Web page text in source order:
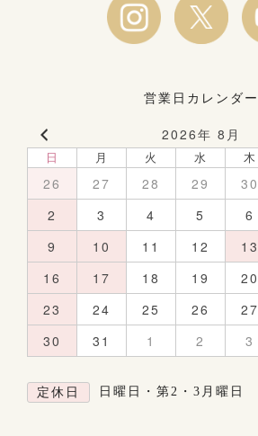
営業日カレンダー
2026年 8月
日 月 火 水 木
26 27 28 29 30
2
3 4 5 6
9
10 11 12 13
16
17 18 19 20
23
24 25 26 27
30
31 1 2 3
定休日 日曜日・第2・3月曜日